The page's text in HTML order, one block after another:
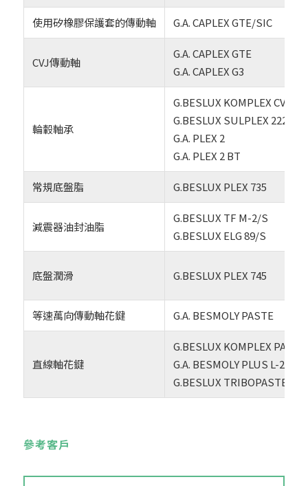
使用矽橡膠保護套的傳動軸 G.A. CAPLEX GTE/SIC
CVJ傳動軸
G.A. CAPLEX GTE
G.A. CAPLEX G3
輪轂軸承
G.BESLUX KOMPLEX CV-1
G.BESLUX SULPLEX 222 SS
G.A. PLEX 2
G.A. PLEX 2 BT
常規底盤脂 G.BESLUX PLEX 735
減震器油封油脂
G.BESLUX TF M-2/S
G.BESLUX ELG 89/S
底盤潤滑 G.BESLUX PLEX 745
等速萬向傳動軸花鍵 G.A. BESMOLY PASTE
直線軸花鍵
G.BESLUX KOMPLEX
G.A. BESMOLY PLUS L-2/S
G.BESLUX TRIBOPASTE 32/
參考客戶